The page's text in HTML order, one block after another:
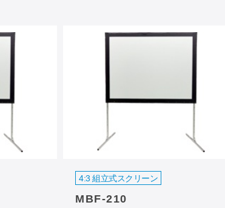
4:3 組立式スクリーン
MBF-210